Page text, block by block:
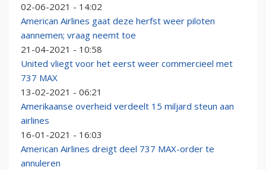
02-06-2021 - 14:02
American Airlines gaat deze herfst weer piloten
aannemen; vraag neemt toe
21-04-2021 - 10:58
United vliegt voor het eerst weer commercieel met
737 MAX
13-02-2021 - 06:21
Amerikaanse overheid verdeelt 15 miljard steun aan
airlines
16-01-2021 - 16:03
American Airlines dreigt deel 737 MAX-order te
annuleren